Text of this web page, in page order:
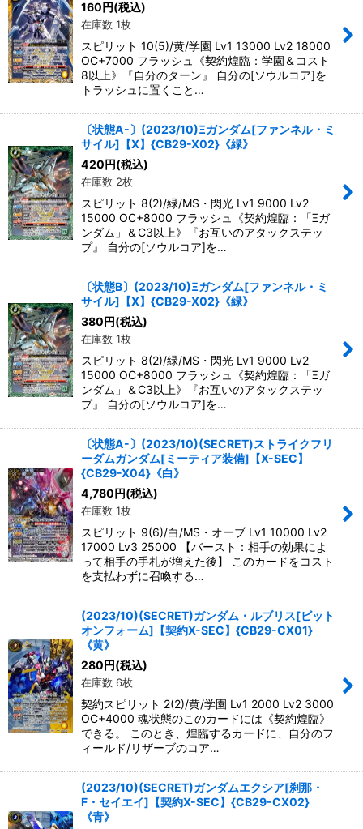
160 円(税込)
在庫数 1枚
スピリット 10(5)/黄/学園 Lv1 13000 Lv2 18000
OC+7000 フラッシュ《契約煌臨：学園＆コスト
8以上》『自分のターン』 自分の[ソウルコア]を
トラッシュに置くこと…
〔状態A-〕(2023/10)Ξガンダム[ファンネル・ミ
サイル]【X】{CB29-X02}《緑》
420 円(税込)
在庫数 2枚
スピリット 8(2)/緑/MS・閃光 Lv1 9000 Lv2
15000 OC+8000 フラッシュ《契約煌臨：「Ξガ
ンダム」＆C3以上》『お互いのアタックステッ
プ』 自分の[ソウルコア]を…
〔状態B〕(2023/10)Ξガンダム[ファンネル・ミ
サイル]【X】{CB29-X02}《緑》
380 円(税込)
在庫数 1枚
スピリット 8(2)/緑/MS・閃光 Lv1 9000 Lv2
15000 OC+8000 フラッシュ《契約煌臨：「Ξガ
ンダム」＆C3以上》『お互いのアタックステッ
プ』 自分の[ソウルコア]を…
〔状態A-〕(2023/10)(SECRET)ストライクフリ
ーダムガンダム[ミーティア装備]【X-SEC】
{CB29-X04}《白》
4,780 円(税込)
在庫数 1枚
スピリット 9(6)/白/MS・オーブ Lv1 10000 Lv2
17000 Lv3 25000 【バースト：相手の効果によ
って相手の手札が増えた後】 このカードをコスト
を支払わずに召喚する…
(2023/10)(SECRET)ガンダム・ルブリス[ビット
オンフォーム]【契約X-SEC】{CB29-CX01}
《黄》
280 円(税込)
在庫数 6枚
契約スピリット 2(2)/黄/学園 Lv1 2000 Lv2 3000
OC+4000 魂状態のこのカードには《契約煌臨》
できる。 このとき、煌臨するカードに、自分のフ
ィールド/リザーブのコア…
(2023/10)(SECRET)ガンダムエクシア[刹那・
F・セイエイ]【契約X-SEC】{CB29-CX02}
《青》